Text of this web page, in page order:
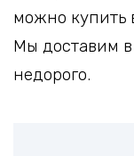
можно купить
Мы доставим
недорого.